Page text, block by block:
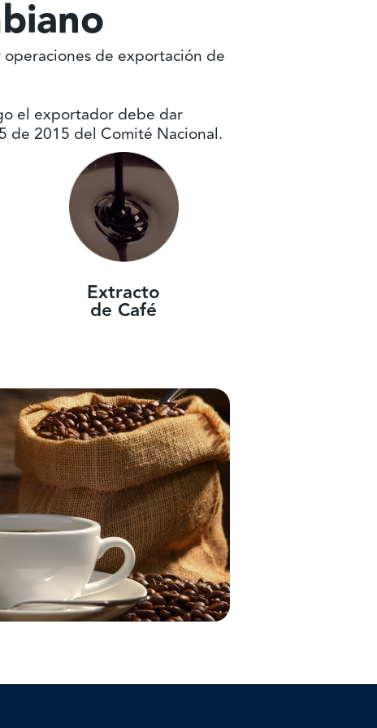
de exportación de
el exportador debe dar
de 2015 del Comité Nacional.
Extracto
de Café